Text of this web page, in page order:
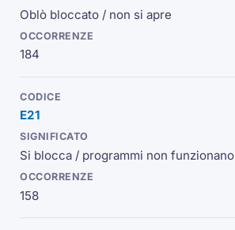
Oblò bloccato / non si apre
184
E21
Si blocca / programmi non funzionano
158